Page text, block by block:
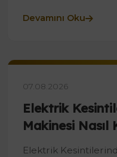
Devamını Oku
07.08.2026
Elektrik
Makinesi Nasıl
Elektrik